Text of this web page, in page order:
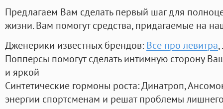
Предлагаем Вам сделать первый шаг для
жизни. Вам помогут средства, придагаемые на
Дженерики известных брендов: Все про левитра
Попперсы помогут сделать интимную сторону
и яркой
Синтетические гормоны роста: Динатроп,
энергии спортсменам и решат проблемы